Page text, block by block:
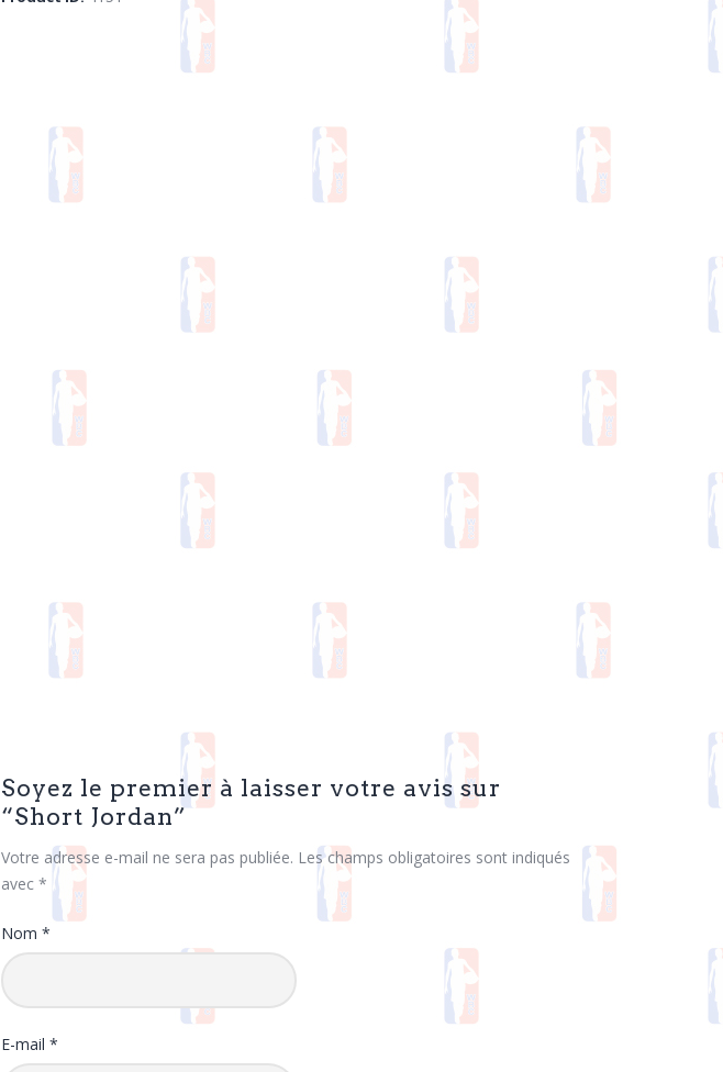
Soyez le premier à laisser votre avis sur
“Short Jordan”
Votre adresse e-mail ne sera pas publiée. Les champs obligatoires sont indiqués
avec *
Nom *
E-mail *